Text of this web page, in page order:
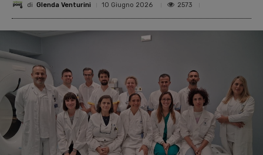
di Glenda Venturini 10 Giugno 2026 2573